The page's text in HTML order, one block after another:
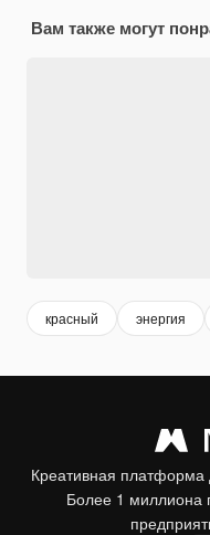
Вам также могут
красный энергия
Креативная платформа
Более 1 миллиона